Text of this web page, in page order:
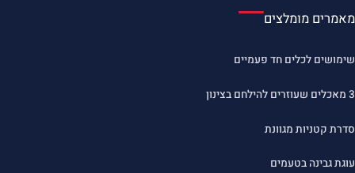
מאמרים מומלצים
שימושים לכלים חד פעמיים
3 מאכלים שעוזרים להילחם בצינון
סדרת קטניות מגוונת
עוגת גבינה בטעמים